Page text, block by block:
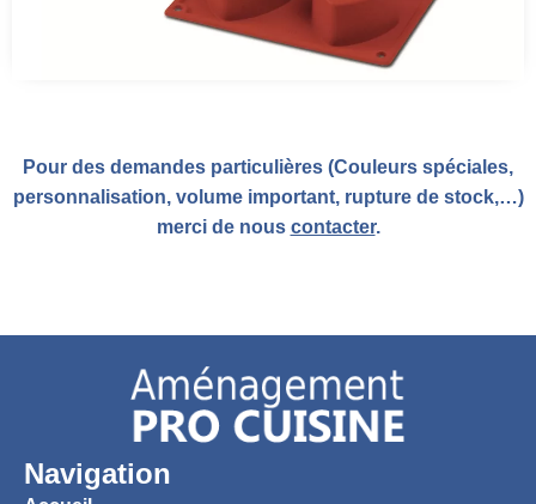
Pour des demandes particulières (Couleurs spéciales,
personnalisation, volume important, rupture de stock,…)
merci de nous contacter.
Navigation